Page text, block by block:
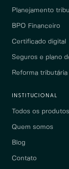
Planejamento
BPO Financeiro
Certificado digital
Seguros e plano
Reforma tributária
INSTITUCIONAL
Todos os produtos
Quem somos
Blog
Contato